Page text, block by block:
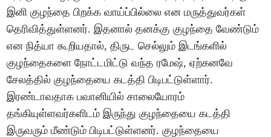
இனி குழந்தை பிறக்க வாய்ப்பில்லை என மருத்துவர்கள்
தெரிவித்துள்ளனர். இதனால் தனக்கு குழந்தை வேண்டும்
என நித்யா கூறியதால், திருட செல்லும் இடங்களில்
குழந்தைகளை நோட்டமிட்டு வந்த ரமேஷ், ஏற்கனவே
சேலத்தில் குழந்தையை கடத்தி பிடிபட்டுள்ளார்.
இரண்டாவதாக பவானியில் சாலையோரம்
தங்கியுள்ளவர்களிடம் இருந்து குழந்தையை கடத்தி
இருவரும் மீண்டும் பிடிபட்டுள்ளனர். குழந்தையை